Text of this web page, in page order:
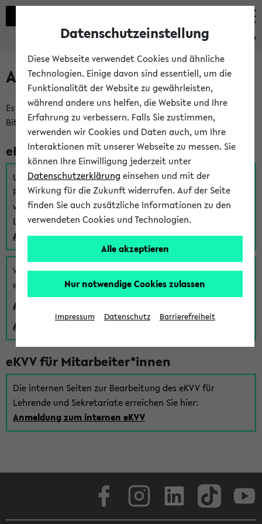
eKVV
Anmeldung am eKVV
Es gibt mehrere Möglichkeiten zur Anmeldung am eKVV.
Bitte wählen Sie die für Sie richtige aus:
eKVV für Studierende
Um sich einen Stundenplan zu erstellen und alle weiteren
Funktionen des eKVVs für Studierende zu nutzen,
verwenden Sie diesen Link zur Anmeldung über Ihr Uni
Login:
Anmeldung zum eKVV der Studierenden
Wenn Sie (noch) kein Uni Login haben, können Sie das
eKVV auch über einen Gastzugang verwenden:
Anmeldung über einen vorhandenen Gastzugang
Anlegen eines neuen Gastzugangs
eKVV für Mitarbeiter*innen
Die internen Seiten zur Bearbeitung des eKVV für
Lehrende und Sekretariate erreichen Sie hier:
Anmeldung zum internen eKVV
Datenschutzeinstellung
Diese Webseite verwendet Cookies und ähnliche
Technologien. Einige davon sind essentiell, um die
Funktionalität der Website zu gewährleisten,
während andere uns helfen, die Website und Ihre
Erfahrung zu verbessern. Falls Sie zustimmen,
verwenden wir Cookies und Daten auch, um Ihre
Interaktionen mit unserer Webseite zu messen. Sie
können Ihre Einwilligung jederzeit unter
Datenschutzerklärung einsehen und mit der
Wirkung für die Zukunft widerrufen. Auf der Seite
finden Sie auch zusätzliche Informationen zu den
verwendeten Cookies und Technologien.
Alle akzeptieren
Nur notwendige Cookies zulassen
Impressum Datenschutz Barrierefreiheit